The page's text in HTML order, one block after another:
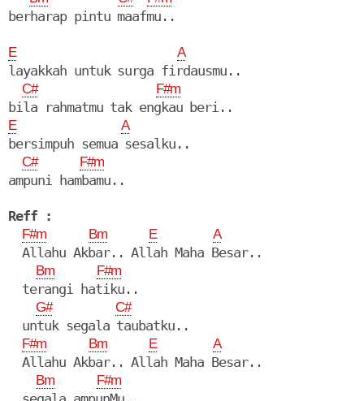
berharap pintu maafmu..
E A
layakkah untuk surga firdausmu..
C# F#m
E A
bersimpuh semua sesalku..
C# F#m
ampuni hambamu..
Reff :
F#m Bm E A
  Allahu Akbar.. Allah Maha Besar..
Bm F#m
  terangi hatiku..
G# C#
  untuk segala taubatku..
F#m Bm E A
  Allahu Akbar.. Allah Maha Besar..
Bm F#m